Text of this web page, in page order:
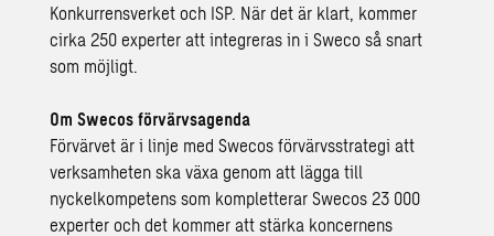
Konkurrensverket och ISP. När det är klart, kommer
cirka 250 experter att integreras in i Sweco så snart
som möjligt.
Om Swecos förvärvsagenda
Förvärvet är i linje med Swecos förvärvsstrategi att
verksamheten ska växa genom att lägga till
nyckelkompetens som kompletterar Swecos 23 000
experter och det kommer att stärka koncernens